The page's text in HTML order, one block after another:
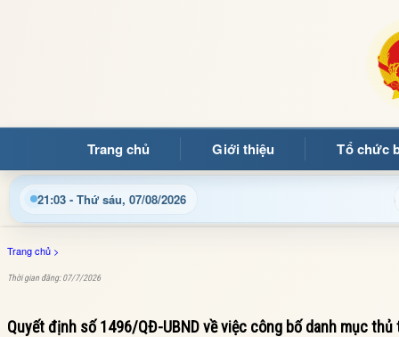
Trang chủ Giới thiệu Tổ chức
21:03 - Thứ sáu, 07/08/2026
với Trang thông tin điện tử xã Mường Ảng Cập nhật
Trang chủ >
Thời gian đăng: 07/7/2026
Quyết định số 1496/QĐ-UBND về việc công bố danh mục